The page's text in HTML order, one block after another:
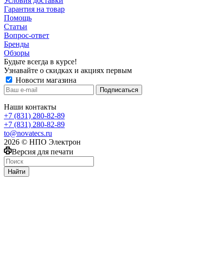
Гарантия на товар
Помощь
Статьи
Вопрос-ответ
Бренды
Обзоры
Будьте всегда в курсе!
Узнавайте о скидках и акциях первым
Новости магазина
Наши контакты
+7 (831) 280-82-89
+7 (831) 280-82-89
to@novatecs.ru
2026 © НПО Электрон
Версия для печати
Найти